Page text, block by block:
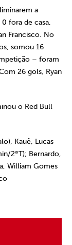
a
fora de casa,
Francisco. No
somou 16
– foram
26 gols, Ryan
o Red Bull
Kauê, Lucas
2ºT); Bernardo,
William Gomes